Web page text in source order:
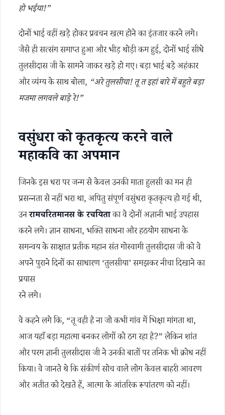
हो भईया!”
दोनों भाई वहीं खड़े होकर प्रवचन खत्म होने का इंतजार करने लगे।
जैसे ही सत्संग समाप्त हुआ और भीड़ थोड़ी कम हुई, दोनों भाई सीधे
तुलसीदास जी के सामने जाकर खड़े हो गए। बड़ा भाई बड़े अहंकार
और व्यंग्य के साथ बोला, “अरे तुलसीया! तू त इहां बारे में बहुते बड़ा
मजमा लगवले बाड़े रे!”
वसुंधरा को कृतकृत्य करने वाले
महाकवि का अपमान
जिनके इस धरा पर जन्म से केवल उनकी माता हुलसी का मन ही
प्रसन्नता से नहीं भरा था, अपितु संपूर्ण वसुंधरा कृतकृत्य हो गई थी,
उनरामचरितमानस के रचयिताका वे दोनों अज्ञानी भाई उपहास
करने लगे। ज्ञान साधना, भक्ति साधना और हठयोग साधना के
समन्वय के साक्षात प्रतीक महान संत गोस्वामी तुलसीदास जी को वे
अपने पुराने दिनों का साधारण ‘तुलसीया’ समझकर नीचा दिखाने का
प्रयास
रने लगे।
वे कहने लगे कि, “तू वही है ना जो कभी गांव में भिक्षा मांगता था,
आज यहाँ बड़ा महात्मा बनकर लोगों को ठग रहा है?” लेकिन शांत
और परम ज्ञानी तुलसीदास जी ने उनकी बातों पर तनिक भी क्रोध नहीं
किया। वे जानते थे कि संकीर्ण सोच वाले लोग केवल बाहरी आवरण
और अतीत को देखते हैं, आत्मा के आंतरिक रूपांतरण को नहीं।